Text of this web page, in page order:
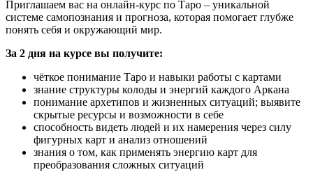
Приглашаем вас на онлайн-курс по Таро – уникальной
системе самопознания и прогноза, которая помогает глубже
понять себя и окружающий мир.
За 2 дня на курсе вы получите:
чёткое понимание Таро и навыки работы с картами
знание структуры колоды и энергий каждого Аркана
понимание архетипов и жизненных ситуаций; выявите
скрытые ресурсы и возможности в себе
способность видеть людей и их намерения через силу
фигурных карт и анализ отношений
знания о том, как применять энергию карт для
преобразования сложных ситуаций